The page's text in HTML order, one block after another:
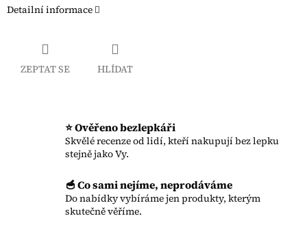
Detailní informace
ZEPTAT SE HLÍDAT
⭐ Ověřeno bezlepkáři
Skvělé recenze od lidí, kteří nakupují bez lepku
stejně jako Vy.
🥣 Co sami nejíme, neprodáváme
Do nabídky vybíráme jen produkty, kterým
skutečně věříme.